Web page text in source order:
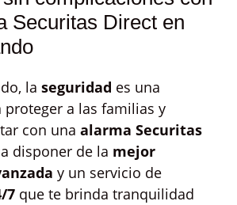
Securitas Direct en
la seguridad es una
a las familias y
con una alarma Securitas
disponer de la mejor
y un servicio de
7 que te brinda tranquilidad